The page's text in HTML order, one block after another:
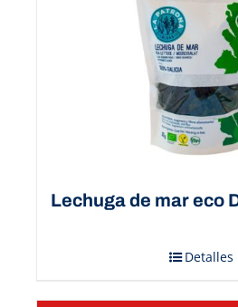
Lechuga de mar eco
Detalles